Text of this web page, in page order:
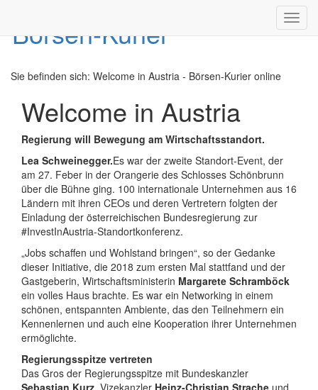
Sie befinden sich: Welcome in Austria - Börsen-Kurier online
Welcome in Austria
Regierung will Bewegung am Wirtschaftsstandort.
Lea Schweinegger.Es war der zweite Standort-Event, der
am 27. Feber in der Orangerie des Schlosses Schönbrunn
über die Bühne ging. 100 internationale Unternehmen aus 16
Ländern mit ihren CEOs und deren Vertretern folgten der
Einladung der österreichischen Bundesregierung zur
#InvestInAustria-Standortkonferenz.
„Jobs schaffen und Wohlstand bringen“, so der Gedanke
dieser Initiative, die 2018 zum ersten Mal stattfand und der
Gastgeberin, Wirtschaftsministerin Margarete Schramböck
ein volles Haus brachte. Es war ein Networking in einem
schönen, entspannten Ambiente, das den Teilnehmern ein
Kennenlernen und auch eine Kooperation ihrer Unternehmen
ermöglichte.
Regierungsspitze vertreten
Das Gros der Regierungsspitze mit Bundeskanzler